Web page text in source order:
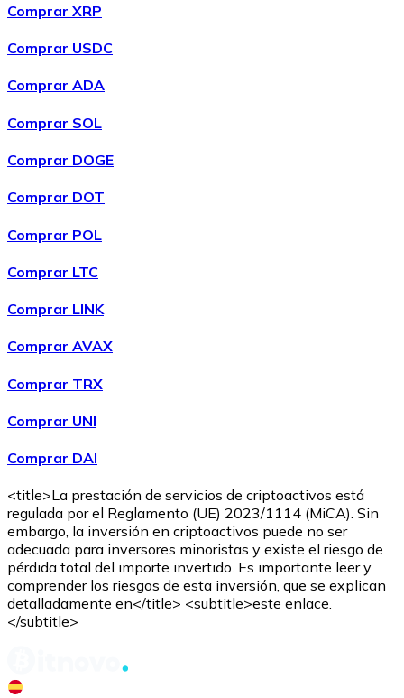
ComprarChainlink
LINK
ComprarWrapped Bitcoin
ComprarAvalanche
Comprar
Comprar XRP
Comprar USDC
Comprar ADA
Comprar SOL
Comprar DOGE
Comprar DOT
Comprar POL
Comprar LTC
Comprar LINK
Comprar AVAX
Comprar TRX
Comprar UNI
Comprar DAI
<title>La prestación de servicios de criptoactivos está
regulada por el Reglamento (UE) 2023/1114 (MiCA). Sin
embargo, la inversión en criptoactivos puede no ser
adecuada para inversores minoristas y existe el riesgo de
pérdida total del importe invertido. Es importante leer y
comprender los riesgos de esta inversión, que se explican
detalladamente en</title> <subtitle>este enlace.
</subtitle>